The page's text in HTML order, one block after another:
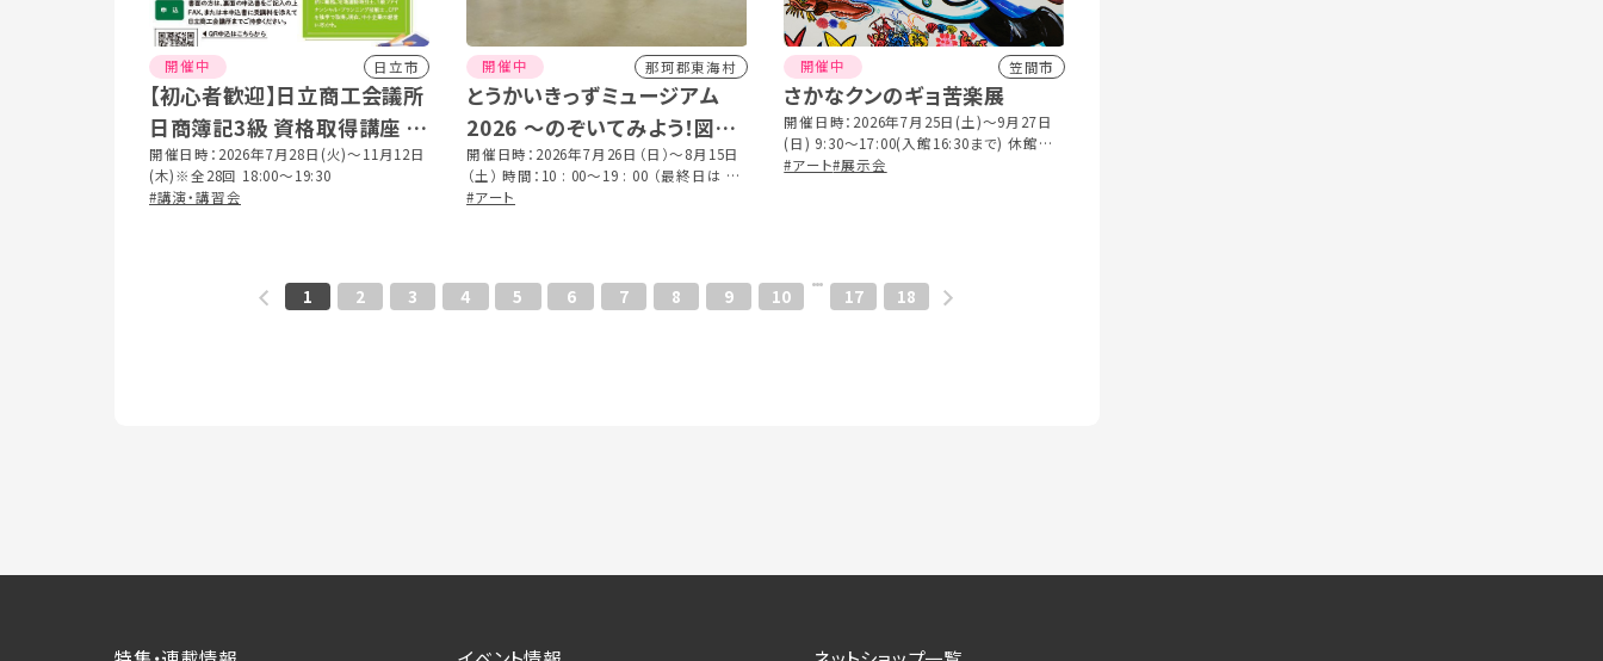
開催中 日立市
【初心者歓迎】日立商工会議所
日商簿記3級 資格取得講座 受
講生募集
開催日時：2026年7月28日(火)～11月12日
(木)※全28回 18:00～19:30
#講演・講習会
開催中 那珂郡東海村
とうかいきっずミュージアム
2026 ～のぞいてみよう！図工
の時間～
開催日時：2026年7月26日（日）～8月15日
（土） 時間：10 : 00～19 : 00 （最終日は 15
#アート
開催中 笠間市
さかなクンのギョ苦楽展
開催日時：2026年7月25日(土)～9月27日
(日) 9:30～17:00(入館16:30まで) 休館日/
毎週月曜日（但し9月21日（月・祝）開館）
#アート#展示会
1 2 3 4 5 6 7 8 9 10 17 18